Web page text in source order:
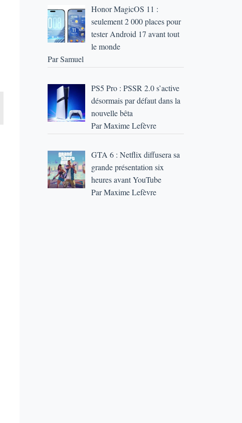
Honor MagicOS 11 :
seulement 2 000 places pour
tester Android 17 avant tout
le monde
Par Samuel
PS5 Pro : PSSR 2.0 s’active
désormais par défaut dans la
nouvelle bêta
Par Maxime Lefèvre
GTA 6 : Netflix diffusera sa
grande présentation six
heures avant YouTube
Par Maxime Lefèvre